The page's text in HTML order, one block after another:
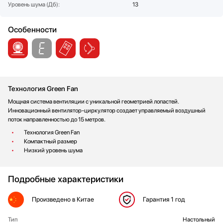
Стаканомоечные машины
Сушильные машины
Телевизоры
Тостеры
Холодильники
Холодильное оборудование
Хьюмидоры
Уровень шума (Дб):
13
Особенности
Технология Green Fan
Мощная система вентиляции с уникальной геометрией лопастей.
Инновационный вентилятор-циркуляторсоздает управляемый воздушный
поток направленностью до 15 метров.
Технология Green Fan
Компактный размер
Низкий уровень шума
Подробные характеристики
Произведено в Китае Гарантия 1 год
ОБЩИЕ ХАРАКТЕРИСТИКИ БОРК P 801
Тип
Настольный